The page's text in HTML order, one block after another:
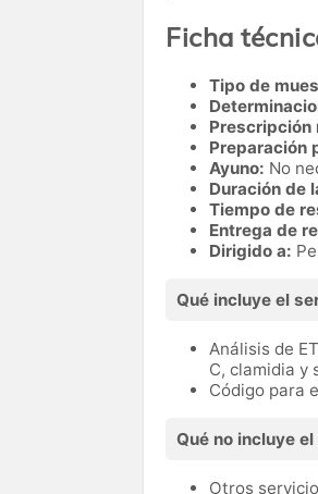
Ficha
Tipo de
Prescripción
Preparación
Ayuno: No
Duración de
Tiempo de
Entrega de
Dirigido a:
Qué incluye el
Análisis de
C, clamidia y
Código para
Qué no incluye
Otros